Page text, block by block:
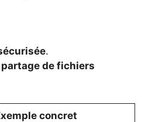
.
partage de fichiers
concret